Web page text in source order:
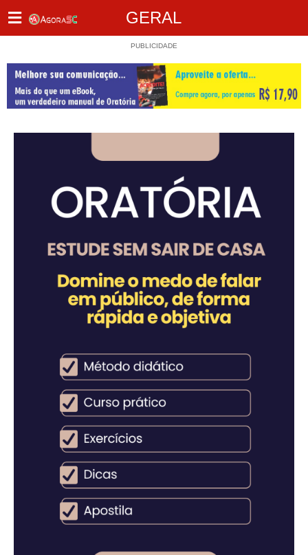
GERAL
PUBLICIDADE